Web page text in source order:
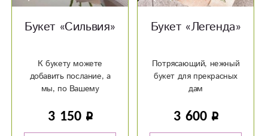
Букет «Сильвия»
К букету можете
добавить послание, а
мы, по Вашему
написать его на
3 150
Букет «Легенда»
Потрясающий, нежный
букет для прекрасных
дам
3 600